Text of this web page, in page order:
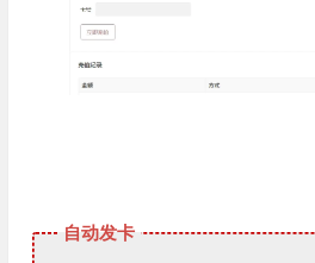
自动发卡